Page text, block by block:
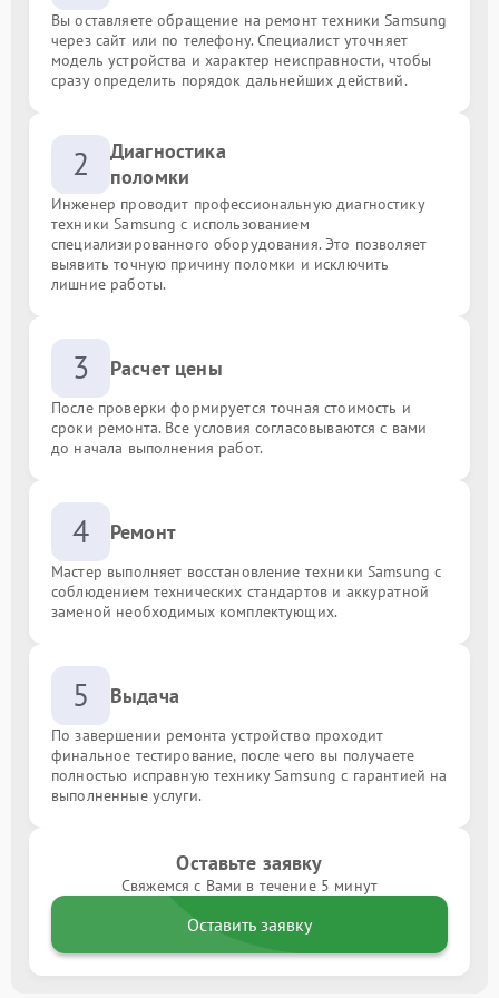
Вы оставляете обращение на ремонт техники Samsung
через сайт или по телефону. Специалист уточняет
модель устройства и характер неисправности, чтобы
сразу определить порядок дальнейших действий.
2
Диагностика
поломки
Инженер проводит профессиональную диагностику
техники Samsung с использованием
специализированного оборудования. Это позволяет
выявить точную причину поломки и исключить
лишние работы.
3 Расчет цены
После проверки формируется точная стоимость и
сроки ремонта. Все условия согласовываются с вами
до начала выполнения работ.
4 Ремонт
Мастер выполняет восстановление техники Samsung с
соблюдением технических стандартов и аккуратной
заменой необходимых комплектующих.
5 Выдача
По завершении ремонта устройство проходит
финальное тестирование, после чего вы получаете
полностью исправную технику Samsung с гарантией на
выполненные услуги.
Оставьте заявку
Свяжемся с Вами в течение 5 минут
Оставить заявку